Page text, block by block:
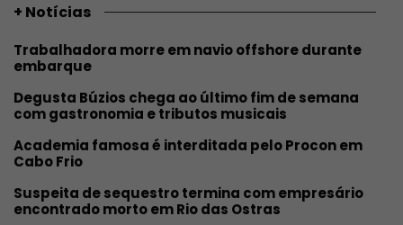
+ Notícias
Trabalhadora morre em navio offshore durante
embarque
Degusta Búzios chega ao último fim de semana
com gastronomia e tributos musicais
Academia famosa é interditada pelo Procon em
Cabo Frio
Suspeita de sequestro termina com empresário
encontrado morto em Rio das Ostras